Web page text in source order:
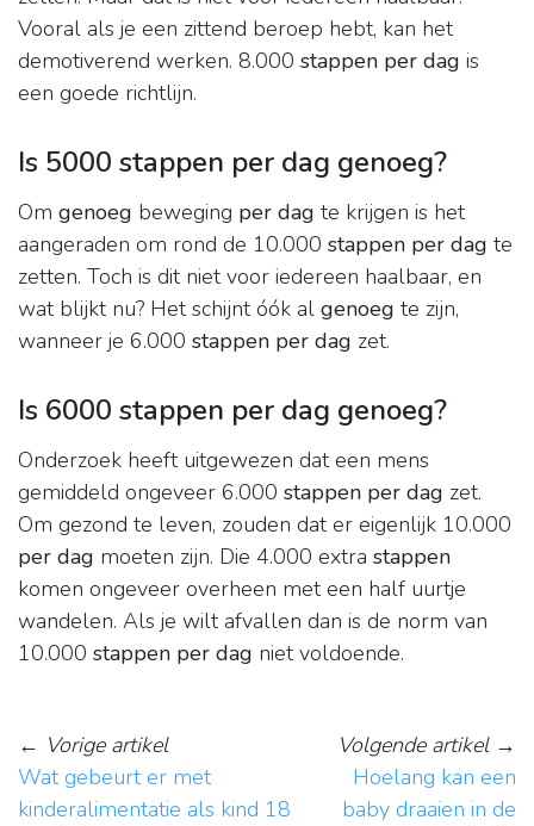
Vooral als je een zittend beroep hebt, kan het
demotiverend werken. 8.000 stappen per dag is
een goede richtlijn.
Is 5000 stappen per dag genoeg?
Om genoeg beweging per dag te krijgen is het
aangeraden om rond de 10.000 stappen per dag te
zetten. Toch is dit niet voor iedereen haalbaar, en
wat blijkt nu? Het schijnt óók al genoeg te zijn,
wanneer je 6.000 stappen per dag zet.
Is 6000 stappen per dag genoeg?
Onderzoek heeft uitgewezen dat een mens
gemiddeld ongeveer 6.000 stappen per dag zet.
Om gezond te leven, zouden dat er eigenlijk 10.000
per dag moeten zijn. Die 4.000 extra stappen
komen ongeveer overheen met een half uurtje
wandelen. Als je wilt afvallen dan is de norm van
10.000 stappen per dag niet voldoende.
← Vorige artikel
Wat gebeurt er met
kinderalimentatie als kind 18
Volgende artikel→
Hoelang kan een
baby draaien in de